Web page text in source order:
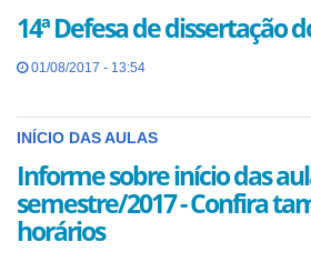
14ª Defesa de dissertação
01/08/2017 - 13:54
INÍCIO DAS AULAS
Informe sobre início das
semestre/2017 - Confira
horários